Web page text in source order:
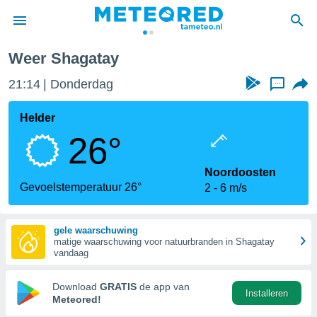
door
verstrekte
hoge
hebt de
voor
op basis
Weer Shagatay
21:14 Donderdag ...
Helder
26°
Gevoelstemperatuur 26°
Noordoosten
2
6 m/s
gele waarschuwing
matige waarschuwing voor natuurbranden in Shagatay
vandaag
Download GRATIS de app van
Meteored!
Installeren